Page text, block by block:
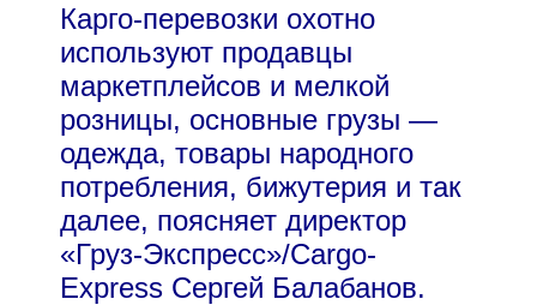
Карго-перевозки охотно
используют продавцы
маркетплейсов и мелкой
розницы, основные грузы —
одежда, товары народного
потребления, бижутерия и так
далее, поясняет директор
«Груз-Экспресс»/Cargo-
Express Сергей Балабанов.